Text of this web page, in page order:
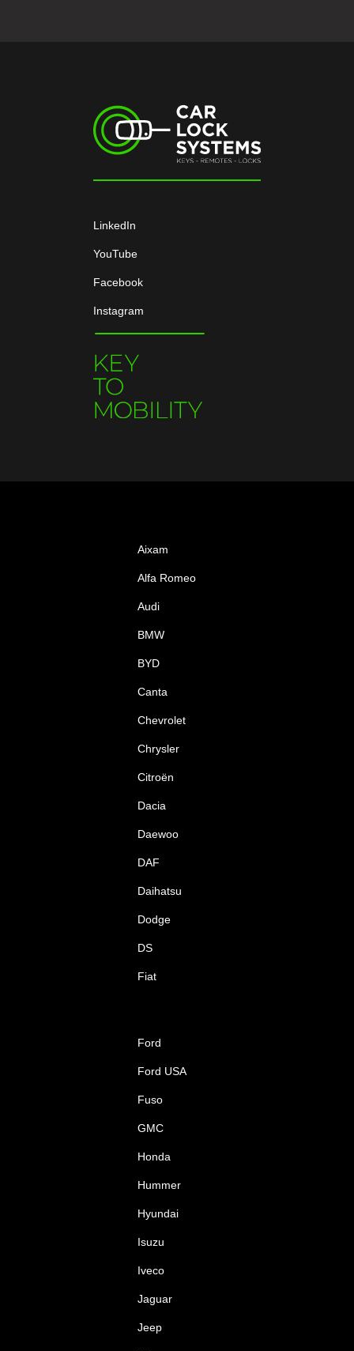
LinkedIn
YouTube
Facebook
Instagram
Aixam
Alfa Romeo
Audi
BMW
BYD
Canta
Chevrolet
Chrysler
Citroën
Dacia
Daewoo
DAF
Daihatsu
Dodge
DS
Fiat
Ford
Ford USA
Fuso
GMC
Honda
Hummer
Hyundai
Isuzu
Iveco
Jaguar
Jeep